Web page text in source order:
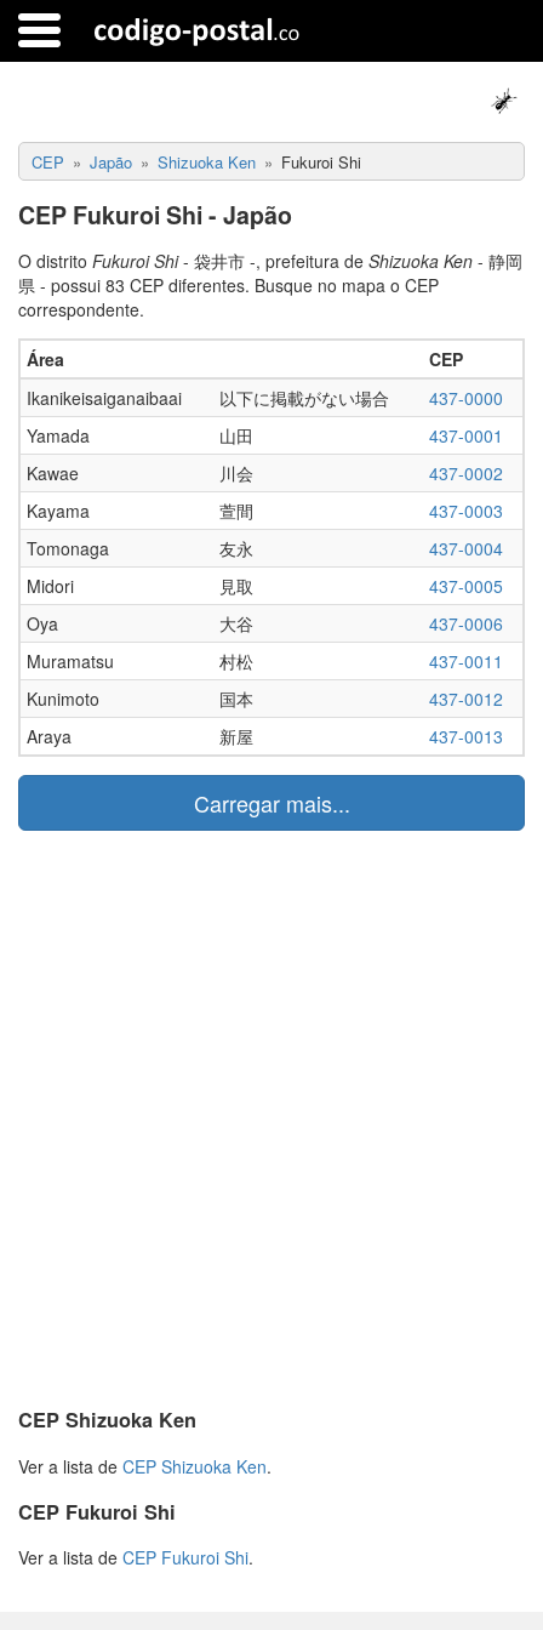
CEP Japão Shizuoka Ken Fukuroi Shi
CEP Fukuroi Shi - Japão
O distrito Fukuroi Shi- 袋井市 -, prefeitura de Shizuoka Ken - 静岡
県 - possui 83 CEP diferentes. Busque no mapa o CEP
correspondente.
Área
CEP
Ikanikeisaiganaibaai
以下に掲載がない場合
437-0000
Yamada
山田
437-0001
Kawae
川会
437-0002
Kayama
萱間
437-0003
Tomonaga
友永
437-0004
Midori
見取
437-0005
Oya
大谷
437-0006
Muramatsu
村松
437-0011
Kunimoto
国本
437-0012
Araya
新屋 437-0013
Carregar mais...
CEP Shizuoka Ken
Ver a lista de CEP Shizuoka Ken.
CEP Fukuroi Shi
Ver a lista de CEP Fukuroi Shi.